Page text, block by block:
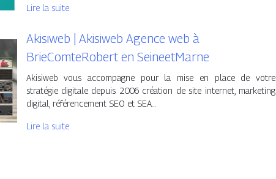
Lire la suite
Akisiweb | Akisiweb Agence web à
BrieComteRobert en SeineetMarne
Akisiweb vous accompagne pour la mise en place de votre
stratégie digitale depuis 2006 création de site internet, marketing
digital, référencement SEO et SEA…
Lire la suite